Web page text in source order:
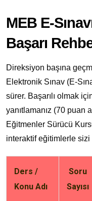
MEB E-
Başarı
Direksiyon başına
Elektronik Sınav (E-
sürer. Başarılı olmak
yanıtlamanız (70 puan
Eğitmenler Sürücü
interaktif eğitimlerle sizi
Ders /
Konu Adı
Soru
Sayısı